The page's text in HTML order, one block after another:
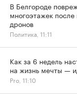
В Белгороде
многоэтажек
дронов
Политика, 11:11
Как за 6 недель
на жизнь мечты —
Pro, 11:10